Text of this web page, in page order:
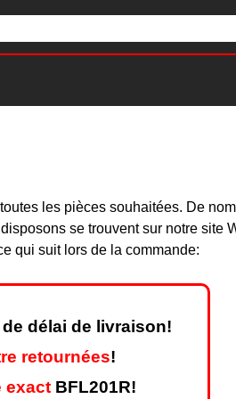
les pièces souhaitées. De
se trouvent sur notre site
qui suit lors de la commande:
de délai de livraison!
retournées!
exact BFL201R!